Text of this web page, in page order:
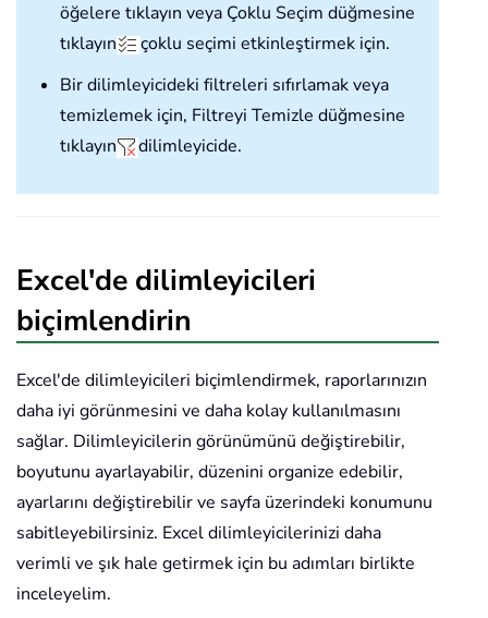
öğelere tıklayın veya Çoklu Seçim düğmesine
tıklayın
çoklu seçimi etkinleştirmek için.
Bir dilimleyicideki filtreleri sıfırlamak veya
temizlemek için, Filtreyi Temizle düğmesine
tıklayın
dilimleyicide.
Excel'de dilimleyicileri
biçimlendirin
Excel'de dilimleyicileri biçimlendirmek, raporlarınızın
daha iyi görünmesini ve daha kolay kullanılmasını
sağlar. Dilimleyicilerin görünümünü değiştirebilir,
boyutunu ayarlayabilir, düzenini organize edebilir,
ayarlarını değiştirebilir ve sayfa üzerindeki konumunu
sabitleyebilirsiniz. Excel dilimleyicilerinizi daha
verimli ve şık hale getirmek için bu adımları birlikte
inceleyelim.